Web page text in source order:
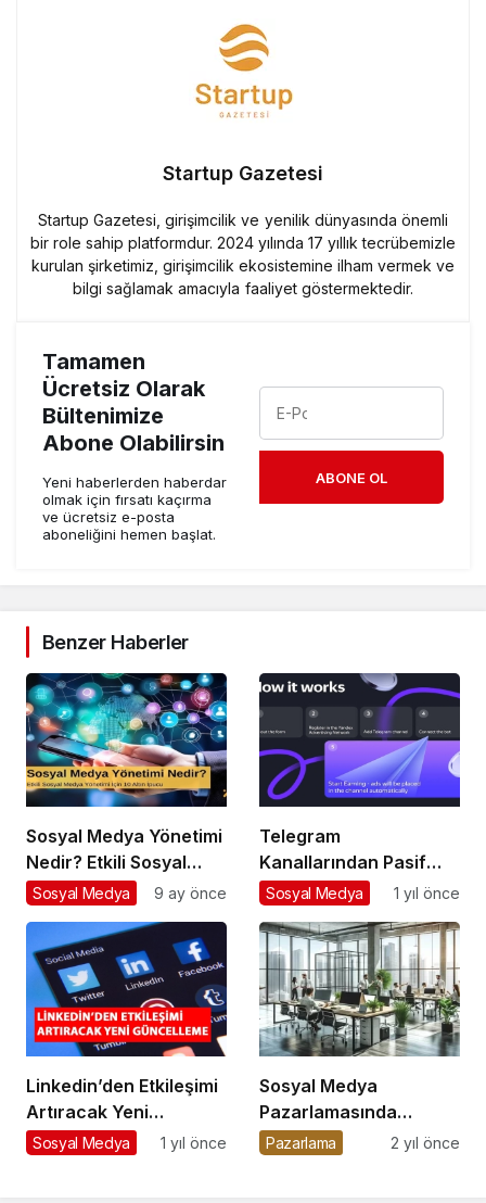
Startup Gazetesi
Startup Gazetesi, girişimcilik ve yenilik dünyasında önemli
bir role sahip platformdur. 2024 yılında 17 yıllık tecrübemizle
kurulan şirketimiz, girişimcilik ekosistemine ilham vermek ve
bilgi sağlamak amacıyla faaliyet göstermektedir.
Tamamen
Ücretsiz Olarak
Bültenimize
Abone Olabilirsin
Yeni haberlerden haberdar
olmak için fırsatı kaçırma
ve ücretsiz e-posta
aboneliğini hemen başlat.
ABONE OL
Benzer Haberler
Sosyal Medya Yönetimi
Nedir? Etkili Sosyal
Medya Yönetimi İçin 10
Sosyal Medya 9 ay önce
Telegram
Kanallarından Pasif
Gelir Elde Etmek Artık
Sosyal Medya 1 yıl önce
Linkedin’den Etkileşimi
Artıracak Yeni
Güncelleme
Sosyal Medya 1 yıl önce
Sosyal Medya
Pazarlamasında
Trendler: 2024’te Öne
Pazarlama 2 yıl önce